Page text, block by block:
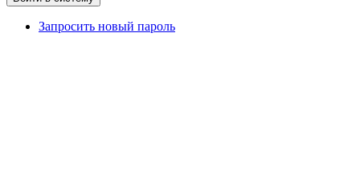
Запросить новый пароль